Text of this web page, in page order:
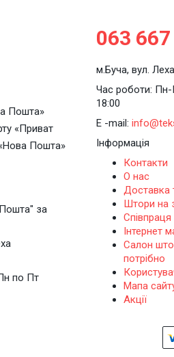
Пошта»
«Приват
Пошта»
за
по Пт
063
м.Буча, вул.
Час роботи:
18:00
E -mail:
Інформація
Контакти
О нас
Доставка
Штори на
Співпраця
Інтернет
Салон
потрібно
Мапа
Акції